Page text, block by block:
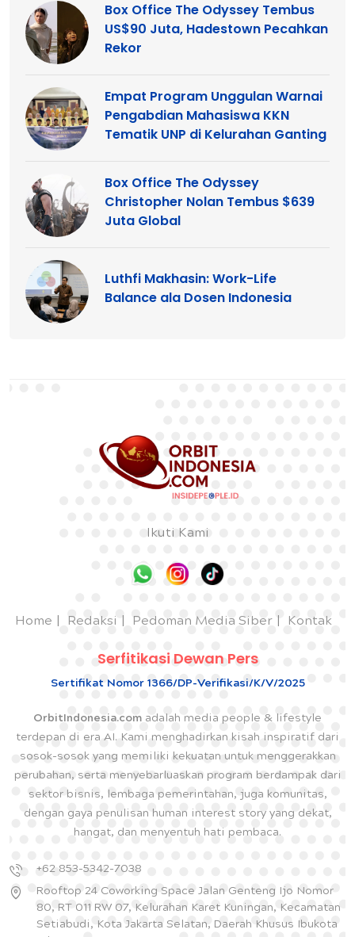
Box Office The Odyssey Tembus
US$90 Juta, Hadestown Pecahkan
Rekor
Empat Program Unggulan Warnai
Pengabdian Mahasiswa KKN
Tematik UNP di Kelurahan Ganting
Box Office The Odyssey
Christopher Nolan Tembus $639
Juta Global
Luthfi Makhasin: Work-Life
Balance ala Dosen Indonesia
Ikuti Kami
Home Redaksi Pedoman Media Siber Kontak
Serfitikasi Dewan Pers
Sertifikat Nomor 1366/DP-Verifikasi/K/V/2025
OrbitIndonesia.com adalah media people & lifestyle
terdepan di era AI. Kami menghadirkan kisah inspiratif dari
sosok-sosok yang memiliki kekuatan untuk menggerakkan
perubahan, serta menyebarluaskan program berdampak dari
sektor bisnis, lembaga pemerintahan, juga komunitas,
dengan gaya penulisan human interest story yang dekat,
hangat, dan menyentuh hati pembaca.
+62 853-5342-7038
Rooftop 24 Coworking Space Jalan Genteng Ijo Nomor
80, RT 011 RW 07, Kelurahan Karet Kuningan, Kecamatan
Setiabudi, Kota Jakarta Selatan, Daerah Khusus Ibukota